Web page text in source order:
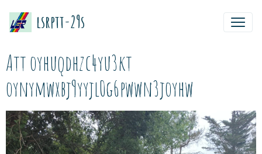
lsrptt-29s
Att oyhuqdhzc4yu3kt
oynymwxbj9yyjl0g6pwwn3joyhw